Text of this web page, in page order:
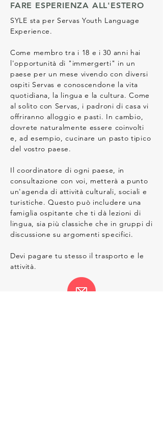
FARE ESPERIENZA ALL'ESTERO
SYLE sta per Servas Youth Language
Experience.
Come membro tra i 18 e i 30 anni hai
l'opportunità di "immergerti" in un
paese per un mese vivendo con diversi
ospiti Servas e conoscendone la vita
quotidiana, la lingua e la cultura. Come
al solito con Servas, i padroni di casa vi
offriranno alloggio e pasti. In cambio,
dovrete naturalmente essere coinvolti
e, ad esempio, cucinare un pasto tipico
del vostro paese.
Il coordinatore di ogni paese, in
consultazione con voi, metterà a punto
un'agenda di attività culturali, sociali e
turistiche. Questo può includere una
famiglia ospitante che ti dà lezioni di
lingua, sia più classiche che in gruppi di
discussione su argomenti specifici.
Devi pagare tu stesso il trasporto e le
attività.